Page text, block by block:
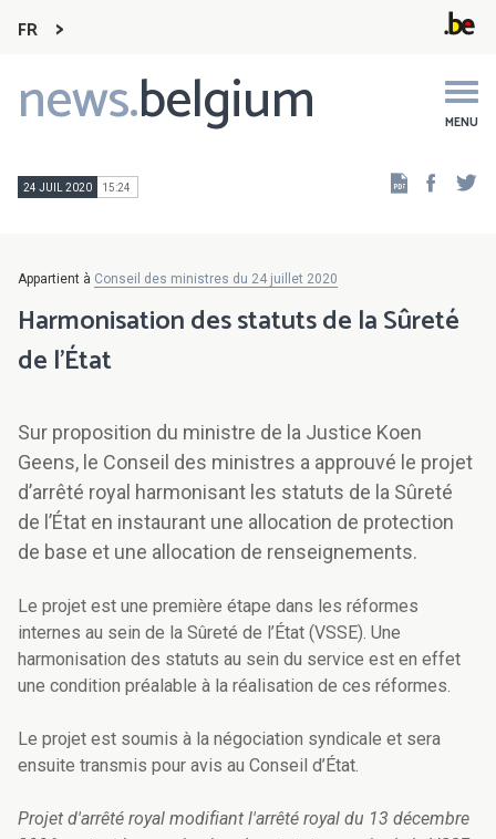
FR
news.belgium MENU
Main
navigation
24 JUIL 2020 15:24
Appartient à Conseil des ministres du 24 juillet 2020
Harmonisation des statuts de la Sûreté
de l’État
Sur proposition du ministre de la Justice Koen
Geens, le Conseil des ministres a approuvé le projet
d’arrêté royal harmonisant les statuts de la Sûreté
de l’État en instaurant une allocation de protection
de base et une allocation de renseignements.
Le projet est une première étape dans les réformes
internes au sein de la Sûreté de l’État (VSSE). Une
harmonisation des statuts au sein du service est en effet
une condition préalable à la réalisation de ces réformes.
Le projet est soumis à la négociation syndicale et sera
ensuite transmis pour avis au Conseil d’État.
Projet d'arrêté royal modifiant l'arrêté royal du 13 décembre